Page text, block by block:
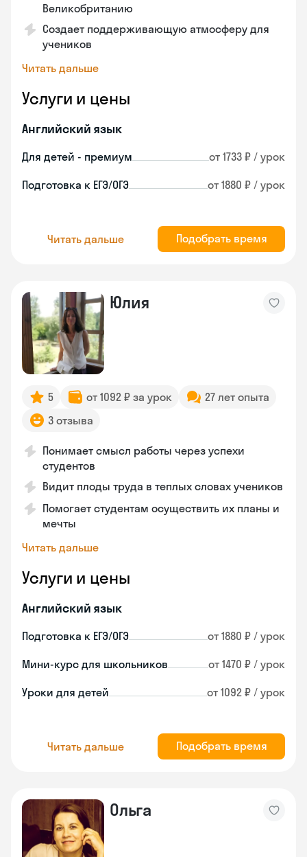
Великобританию
Создает поддерживающую атмосферу для
учеников
Читать дальше
Услуги и цены
Английский язык
Для детей - премиум от 1733 ₽ / урок
Подготовка к ЕГЭ/ОГЭ от 1880 ₽ / урок
Читать дальше Подобрать время
Юлия
5 от 1092 ₽ за урок
27 лет опыта
3 отзыва
Понимает смысл работы через успехи
студентов
Видит плоды труда в теплых словах учеников
Помогает студентам осуществить их планы и
мечты
Читать дальше
Услуги и цены
Английский язык
Подготовка к ЕГЭ/ОГЭ от 1880 ₽ / урок
Мини-курс для школьников от 1470 ₽ / урок
Уроки для детей от 1092 ₽ / урок
Читать дальше Подобрать время
Ольга